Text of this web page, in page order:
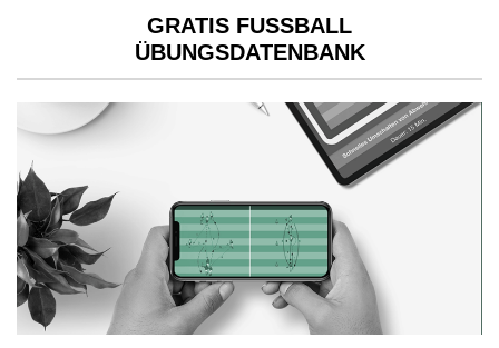
GRATIS FUSSBALL Ü
BUNGSDATENBANK